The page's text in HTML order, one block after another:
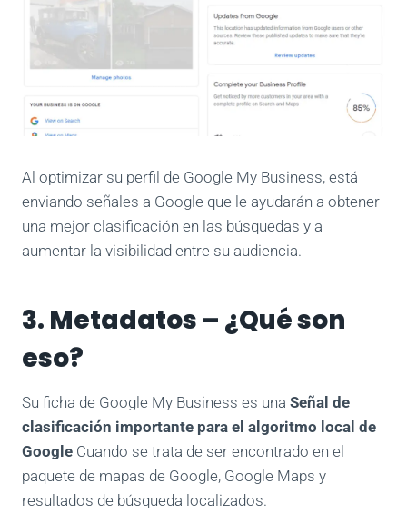
Al optimizar su perfil de Google My Business, está
enviando señales a Google que le ayudarán a obtener
una mejor clasificación en las búsquedas y a
aumentar la visibilidad entre su audiencia.
3. Metadatos – ¿Qué son
eso?
Su ficha de Google My Business es una Señal de
clasificación importante para el algoritmo local de
Google Cuando se trata de ser encontrado en el
paquete de mapas de Google, Google Maps y
resultados de búsqueda localizados.